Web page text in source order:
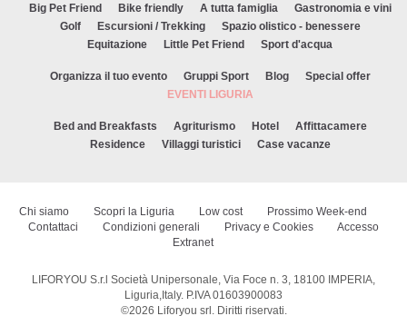
Big Pet Friend Bike friendly A tutta famiglia
Gastronomia e vini
Golf
Escursioni / Trekking
Spazio olistico - benessere
Equitazione
Little Pet Friend Sport d'acqua
Organizza il tuo evento Gruppi Sport Blog
Special offer
EVENTI LIGURIA
Bed and Breakfasts Agriturismo Hotel
Affittacamere
Residence
Villaggi turistici Case vacanze
Chi siamo Scopri la Liguria Low cost
Prossimo Week-end
Contattaci
Condizioni generali Privacy e Cookies
Accesso
Extranet
LIFORYOU S.r.l Società Unipersonale, Via Foce n. 3, 18100 IMPERIA,
Liguria,Italy. P.IVA 01603900083
©2026 Liforyou srl . Diritti riservati.